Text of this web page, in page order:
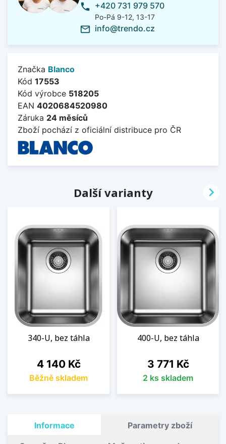
phone +420 731 979 570
Po-Pá 9-12, 13-17
mail_outline info@trendo.cz
Značka Blanco
Kód 17553
Kód výrobce 518205
EAN 4020684520980
Záruka 24 měsíců
Zboží pochází z oficiální distribuce pro ČR
Další varianty
340-U, bez táhla
Cena
4 140 Kč
Běžně skladem
400-U, bez táhla
Cena
3 771 Kč
2 ks skladem

Informace Parametry zboží